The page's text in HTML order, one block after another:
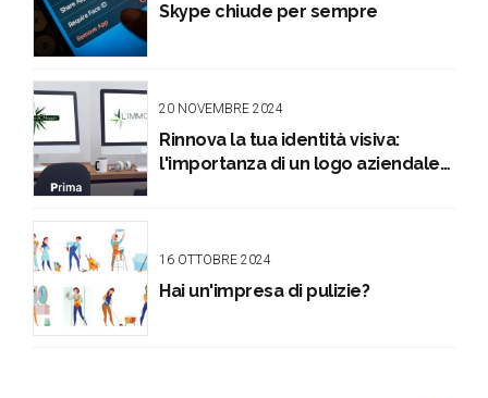
Skype chiude per sempre
20 NOVEMBRE 2024
Rinnova la tua identità visiva:
l'importanza di un logo aziendale
16 OTTOBRE 2024
Hai un'impresa di pulizie?